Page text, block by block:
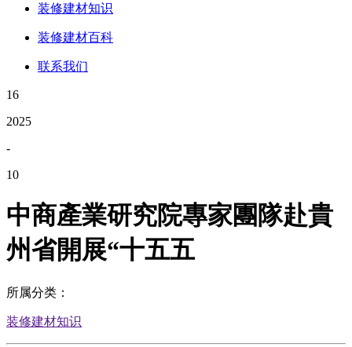
装修建材知识
装修建材百科
联系我们
16
2025
-
10
中商產業研究院專家團隊赴貴
州省開展“十五五
所属分类：
装修建材知识